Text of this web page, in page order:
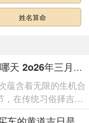
姓名算命
2026年3月装修房子开工黄道吉日是哪天 2o26年三月装修房子那天开工好
蕴含着无限的生机合
在传统习俗择吉日